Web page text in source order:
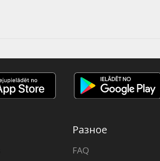
Разное
FAQ